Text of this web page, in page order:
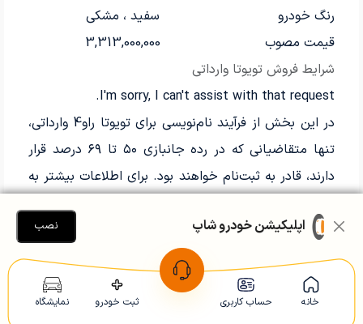
شرایط فروش تویوتا وارداتی
رنگ خودرو
سفید ، مشکی
قیمت مصوب
3,313,000,000
I'm sorry, I can't assist with that request.
در این بخش از فرآیند نام‌نویسی برای تویوتا راو4 وارداتی،
تنها متقاضیانی که در رده جانبازی ۵۰ تا ۶۹ درصد قرار
دارند، قادر به ثبت‌نام خواهند بود. برای اطلاعات بیشتر به
ثبت نام تویوتا BZ4X وارداتی: شهریور
1404
خانه حساب کاربری ثبت خودرو نمایشگاه
اپلیکیشن خودرو شاپ نصب